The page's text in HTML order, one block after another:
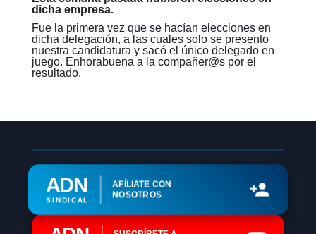
dicha empresa.
Fue la primera vez que se hacían elecciones en
dicha delegación, a las cuales solo se presento
nuestra candidatura y sacó el único delegado en
juego. Enhorabuena a la compañer@s por el
resultado.
ADN
SINDICAL
AFÍLIATE CON
NOSOTROS